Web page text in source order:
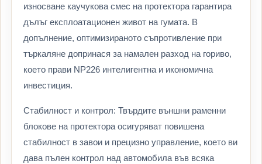
износване каучукова смес на протектора гарантира
дълъг експлоатационен живот на гумата. В
допълнение, оптимизираното съпротивление при
търкаляне допринася за намален разход на гориво,
което прави NP226 интелигентна и икономична
инвестиция.
Стабилност и контрол: Твърдите външни раменни
блокове на протектора осигуряват повишена
стабилност в завои и прецизно управление, което ви
дава пълен контрол над автомобила във всяка